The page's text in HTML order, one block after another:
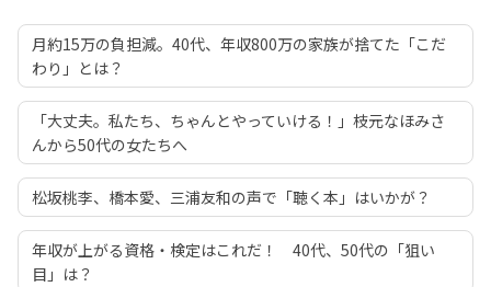
月約15万の負担減。40代、年収800万の家族が捨てた「こだ
わり」とは？
「大丈夫。私たち、ちゃんとやっていける！」枝元なほみさ
んから50代の女たちへ
松坂桃李、橋本愛、三浦友和の声で「聴く本」はいかが？
年収が上がる資格・検定はこれだ！ 40代、50代の「狙い
目」は？